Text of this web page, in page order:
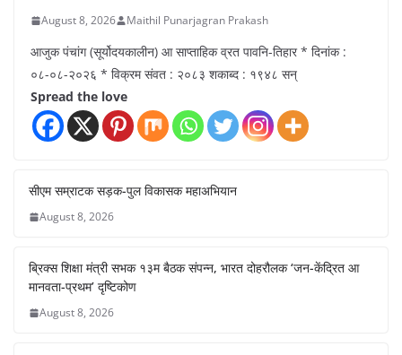
August 8, 2026 Maithil Punarjagran Prakash
आजुक पंचांग (सूर्योदयकालीन) आ साप्ताहिक व्रत पावनि-तिहार * दिनांक :
०८-०८-२०२६ * विक्रम संवत : २०८३ शकाब्द : १९४८ सन्
Spread the love
सीएम सम्राटक सड़क-पुल विकासक महाअभियान
August 8, 2026
ब्रिक्स शिक्षा मंत्री सभक १३म बैठक संपन्न, भारत दोहरौलक ‘जन-केंद्रित आ
मानवता-प्रथम’ दृष्टिकोण
August 8, 2026